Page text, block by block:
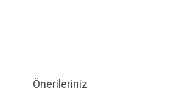
Önerileriniz